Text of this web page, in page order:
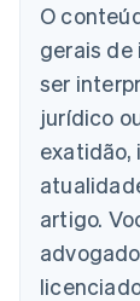
O
gerais de
ser
jurídico
exatidão,
artigo.
Áustria
Deutsch
Bélgica
Brasil
Bulgária
English
Canadá
English